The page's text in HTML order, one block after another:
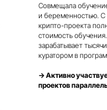
Совмещала
и беременностью. С
крипто-проекта
стоимость
зарабатывает
куратором в
→ Активно
проектов